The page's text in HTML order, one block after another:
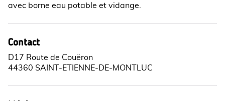
avec borne eau potable et vidange.
Contact
D17 Route de Couëron
44360 SAINT-ETIENNE-DE-MONTLUC